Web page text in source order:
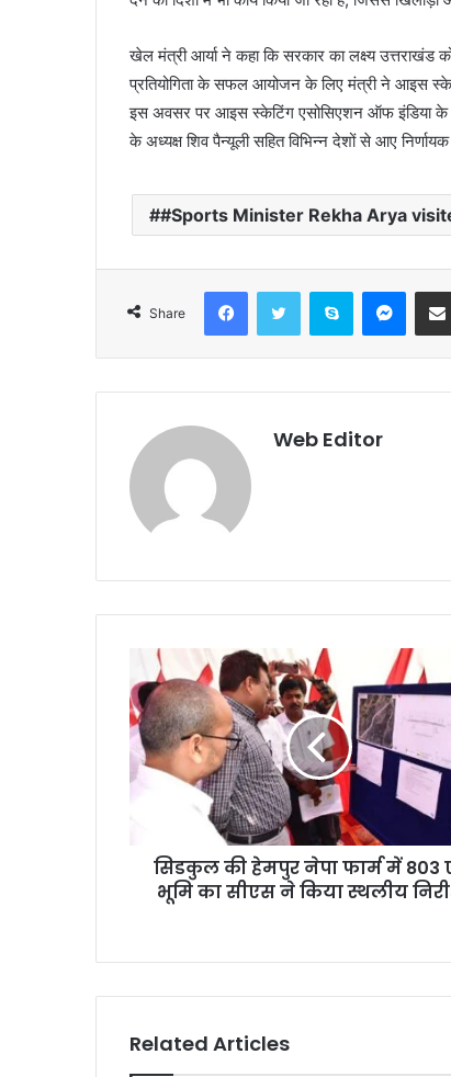
खेल मंत्री आर्या ने कहा कि सरकार का लक्ष्य
प्रतियोगिता के सफल आयोजन के लिए मंत्री ने आइस
इस अवसर पर आइस स्केटिंग एसोसिएशन ऑफ इंडिया के
के अध्यक्ष शिव पैन्यूली सहित विभिन्न देशों से आए
#Sports Minister Rekha Arya
Share
Web Editor
सिडकुल की हेमपुर नेपा फार्म में 803
भूमि का सीएस ने किया स्थलीय
Related Articles